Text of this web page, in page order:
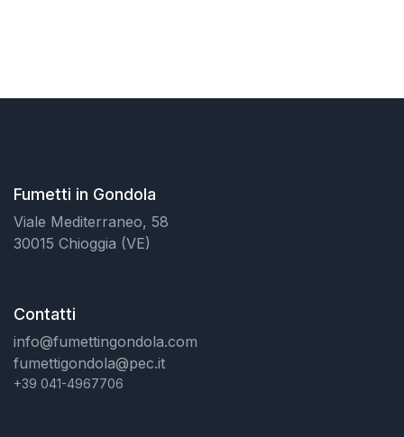
Fumetti in Gondola
Viale Mediterraneo, 58
30015 Chioggia (VE)
Contatti
info@fumettingondola.com
fumettigondola@pec.it
+39 041-4967706